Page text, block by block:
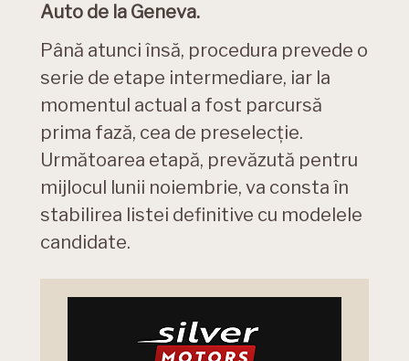
Auto de la Geneva.
Până atunci însă, procedura prevede o
serie de etape intermediare, iar la
momentul actual a fost parcursă
prima fază, cea de preselecție.
Următoarea etapă, prevăzută pentru
mijlocul lunii noiembrie, va consta în
stabilirea listei definitive cu modelele
candidate.